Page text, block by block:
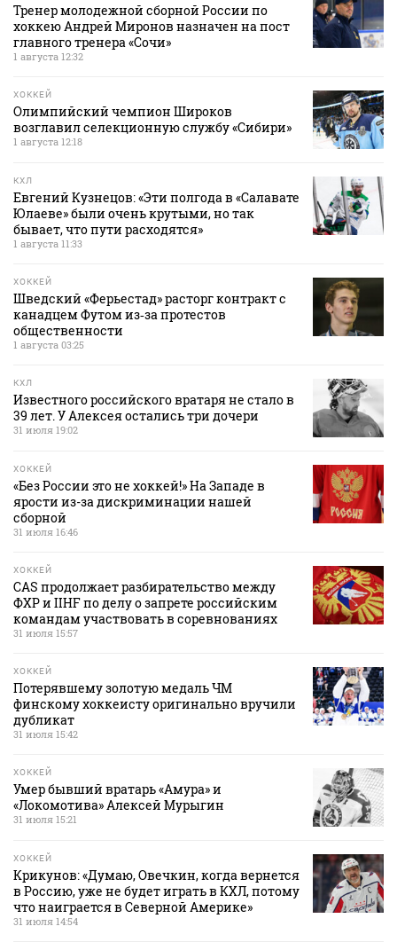
Тренер молодежной сборной России по
хоккею Андрей Миронов назначен на пост
главного тренера «Сочи»
1 августа 12:32
ХОККЕЙ
Олимпийский чемпион Широков
возглавил селекционную службу «Сибири»
1 августа 12:18
КХЛ
Евгений Кузнецов: «Эти полгода в «Салавате
Юлаеве» были очень крутыми, но так
бывает, что пути расходятся»
1 августа 11:33
ХОККЕЙ
Шведский «Ферьестад» расторг контракт с
канадцем Футом из‑за протестов
общественности
1 августа 03:25
КХЛ
Известного российского вратаря не стало в
39 лет. У Алексея остались три дочери
31 июля 19:02
ХОККЕЙ
«Без России это не хоккей!» На Западе в
ярости из-за дискриминации нашей
сборной
31 июля 16:46
ХОККЕЙ
CAS продолжает разбирательство между
ФХР и IIHF по делу о запрете российским
командам участвовать в соревнованиях
31 июля 15:57
ХОККЕЙ
Потерявшему золотую медаль ЧМ
финскому хоккеисту оригинально вручили
дубликат
31 июля 15:42
ХОККЕЙ
Умер бывший вратарь «Амура» и
«Локомотива» Алексей Мурыгин
31 июля 15:21
ХОККЕЙ
Крикунов: «Думаю, Овечкин, когда вернется
в Россию, уже не будет играть в КХЛ, потому
что наиграется в Северной Америке»
31 июля 14:54